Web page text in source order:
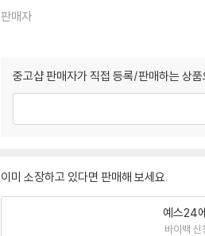
판매자
중고샵 판매자가 직접 등록/판매하는 상
이미 소장하고 있다면 판매해 보세요.
예스24
바이백 신